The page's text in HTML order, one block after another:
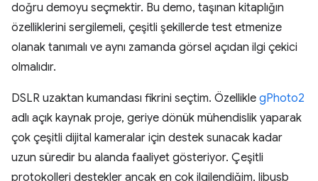
doğru demoyu seçmektir. Bu demo, taşınan kitaplığın
özelliklerini sergilemeli, çeşitli şekillerde test etmenize
olanak tanımalı ve aynı zamanda görsel açıdan ilgi çekici
olmalıdır.
DSLR uzaktan kumandası fikrini seçtim. Özellikle gPhoto2
adlı açık kaynak proje, geriye dönük mühendislik yaparak
çok çeşitli dijital kameralar için destek sunacak kadar
uzun süredir bu alanda faaliyet gösteriyor. Çeşitli
protokolleri destekler ancak en çok ilgilendiğim, libusb